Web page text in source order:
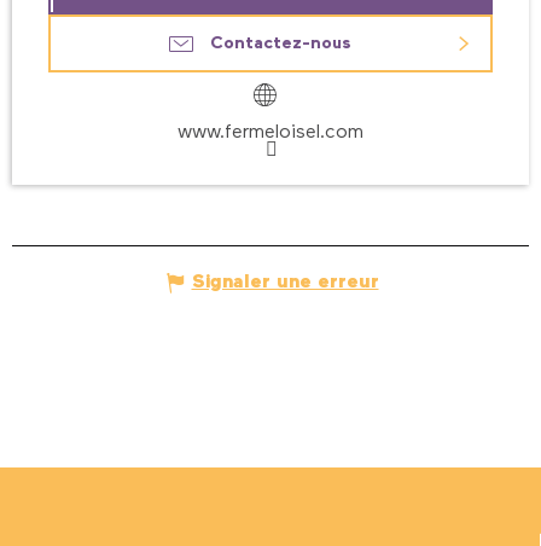
Contactez-nous
www.fermeloisel.com
Signaler une erreur